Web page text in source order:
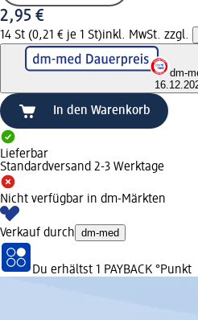
2,95 €
14 St (0,21 € je 1 St)inkl. MwSt. zzgl.
dm-
In den Warenkorb
Lieferbar
Standardversand 2-3 Werktage
Nicht verfügbar in dm-Märkten
Verkauf durch dm-med
Du erhältst 1 PAYBACK °Punkt